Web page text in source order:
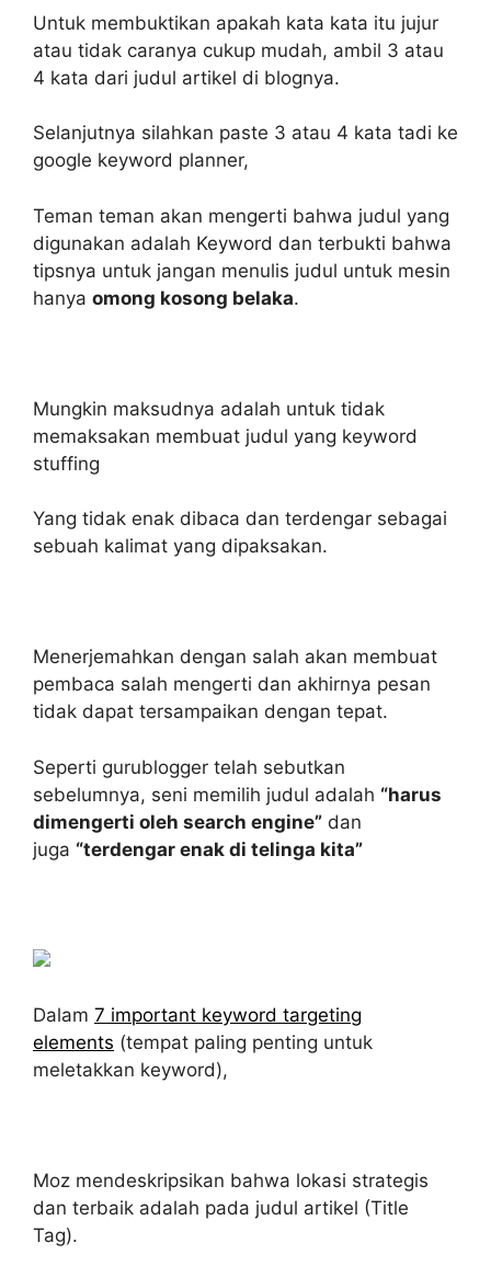
Untuk membuktikan apakah kata kata itu jujur
atau tidak caranya cukup mudah, ambil 3 atau
4 kata dari judul artikel di blognya.
Selanjutnya silahkan paste 3 atau 4 kata tadi ke
google keyword planner,
Teman teman akan mengerti bahwa judul yang
digunakan adalah Keyword dan terbukti bahwa
tipsnya untuk jangan menulis judul untuk mesin
hanya omong kosong belaka.
Mungkin maksudnya adalah untuk tidak
memaksakan membuat judul yang keyword
stuffing
Yang tidak enak dibaca dan terdengar sebagai
sebuah kalimat yang dipaksakan.
Menerjemahkan dengan salah akan membuat
pembaca salah mengerti dan akhirnya pesan
tidak dapat tersampaikan dengan tepat.
Seperti gurublogger telah sebutkan
sebelumnya, seni memilih judul adalah “harus
dimengerti oleh search engine” dan
juga “terdengar enak di telinga kita”
Dalam 7 important keyword targeting
elements (tempat paling penting untuk
meletakkan keyword),
Moz mendeskripsikan bahwa lokasi strategis
dan terbaik adalah pada judul artikel (Title
Tag).